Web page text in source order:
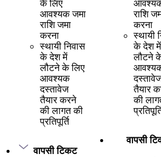
के लिए
आवश्यक जमा
राशि जमा
करना
स्थायी निवास
के देश में
लौटने के लिए
आवश्यक
दस्तावेज
तैयार करने
की लागत की
प्रतिपूर्ति
वापसी टिकट
राशि
करना
स्थायी
के देश में
लौटने
तैयार
की
वापसी